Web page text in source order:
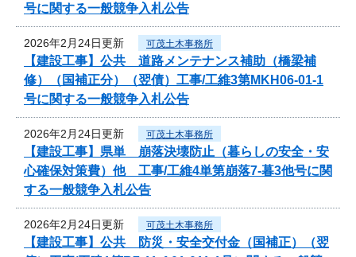
号に関する一般競争入札公告
2026年2月24日更新 可茂土木事務所
【建設工事】公共 道路メンテナンス補助（橋梁補
修）（国補正分）（翌債）工事/工維3第MKH06-01-1
号に関する一般競争入札公告
2026年2月24日更新 可茂土木事務所
【建設工事】県単 崩落決壊防止（暮らしの安全・安
心確保対策費）他 工事/工維4単第崩落7-暮3他号に関
する一般競争入札公告
2026年2月24日更新 可茂土木事務所
【建設工事】公共 防災・安全交付金（国補正）（翌